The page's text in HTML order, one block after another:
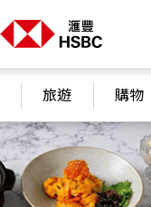
旅遊 購物